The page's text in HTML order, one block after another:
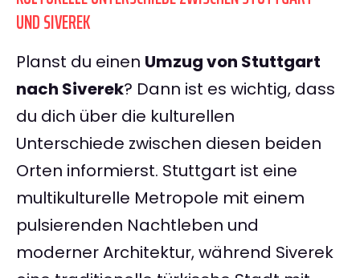
UND SIVEREK
Planst du einen Umzug von Stuttgart
nach Siverek? Dann ist es wichtig, dass
du dich über die kulturellen
Unterschiede zwischen diesen beiden
Orten informierst. Stuttgart ist eine
multikulturelle Metropole mit einem
pulsierenden Nachtleben und
moderner Architektur, während Siverek